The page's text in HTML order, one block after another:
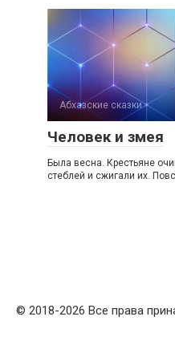
Абхазские сказки
Человек и змея
Была весна. Крестьяне
стеблей и сжигали их.
© 2018-2026 Все права